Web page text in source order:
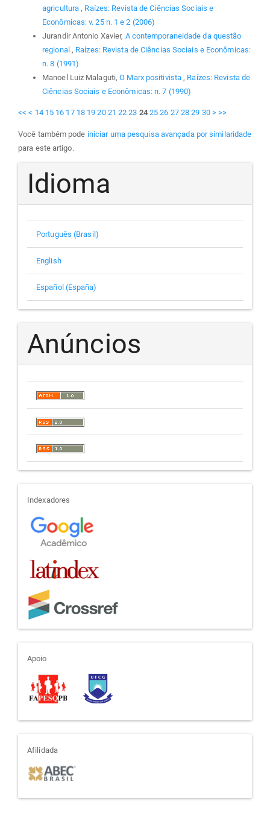
agricultura, Raízes: Revista de Ciências Sociais e
Econômicas: v. 25 n. 1 e 2 (2006)
Jurandir Antonio Xavier, A contemporaneidade da questão
regional , Raízes: Revista de Ciências Sociais e Econômicas:
n. 8 (1991)
Manoel Luiz Malaguti,O Marx positivista, Raízes: Revista de
Ciências Sociais e Econômicas: n. 7 (1990)
<< < 14 15 16 17 18 19 20 21 22 23 24 25 26 27 28 29 30 > >>
Você também pode iniciar uma pesquisa avançada por similaridade
para este artigo.
Idioma
Português (Brasil)
English
Español (España)
Anúncios
indexadores
Indexadores
apoio
Apoio
afiliada
Afilidada